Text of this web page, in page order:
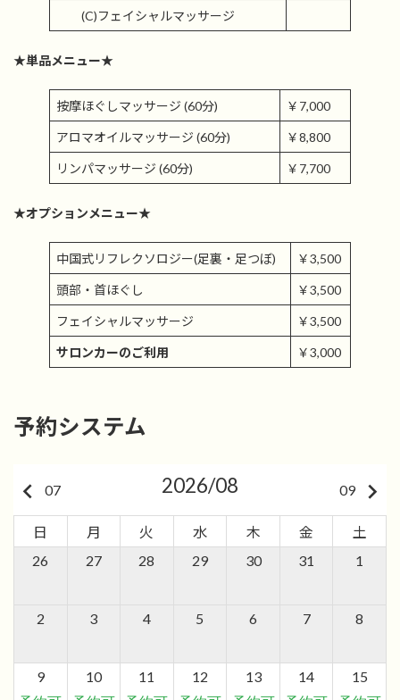
(C)フェイシャルマッサージ
★単品メニュー★
按摩ほぐしマッサージ (60分) ￥7,000
アロマオイルマッサージ (60分) ￥8,800
リンパマッサージ (60分) ￥7,700
★オプションメニュー★
中国式リフレクソロジー(足裏・足つぼ) ￥3,500
頭部・首ほぐし ￥3,500
フェイシャルマッサージ ￥3,500
サロンカーのご利用 ￥3,000
予約システム
keyboard_arrow_left 07 2026/08 09 keyboard_arrow_right
日 月 火 水 木 金
土
26
27 28 29 30 31 1
2 3 4 5 6 7 8
9 10 11 12 13 14 15